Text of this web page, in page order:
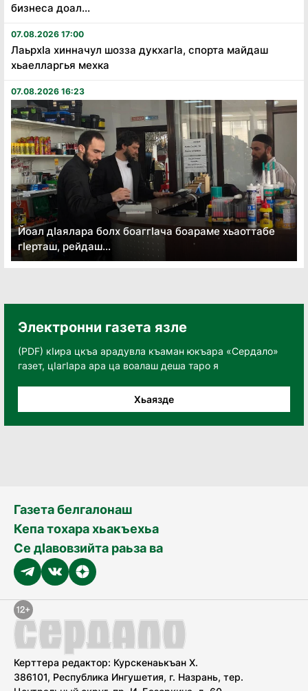
бизнеса доал...
07.08.2026 17:00
Лаьрхӏа хинначул шозза дукхагӏа, спорта майдаш
хьаелларгья мехка
07.08.2026 16:23
Йоал дӏаялара болх боаггӏача боараме хьаоттабе
гӏерташ, рейдаш...
Электронни газета язле
(PDF) кӀира цкъа арадувла къаман юкъара «Сердало»
газет, цӀагӀара ара ца воалаш деша таро я
Хьаязде
Газета белгалонаш
Кепа тохара хьакъехьа
Се дӀавовзийта раьза ва
Керттера редактор: Курскенаькъан Х.
386101, Республика Ингушетия, г. Назрань, тер.